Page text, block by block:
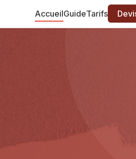
AccueilGuideTarifs